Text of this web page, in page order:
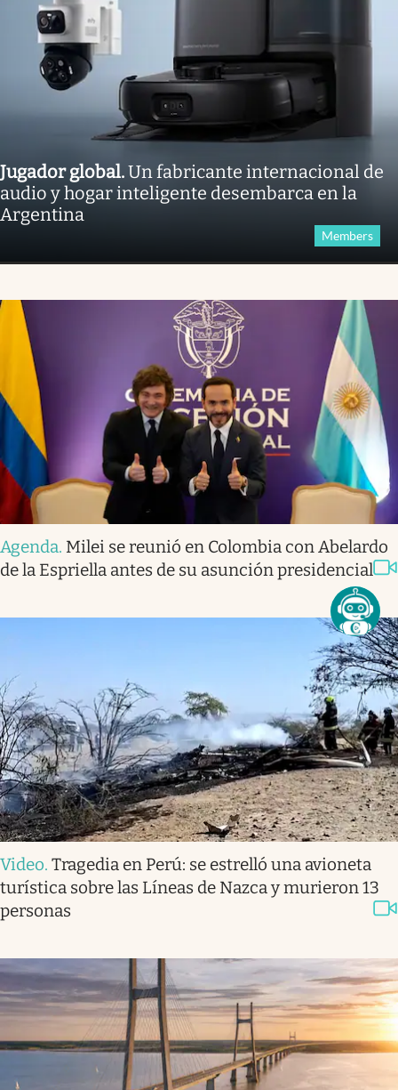
Jugador global.Un fabricante internacional de
audio y hogar inteligente desembarca en la
Argentina
Members
Agenda. Milei se reunió en Colombia con Abelardo
de la Espriella antes de su asunción presidencial
Video. Tragedia en Perú: se estrelló una avioneta
turística sobre las Líneas de Nazca y murieron 13
personas